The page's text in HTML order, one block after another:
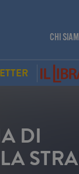
CHI
DI